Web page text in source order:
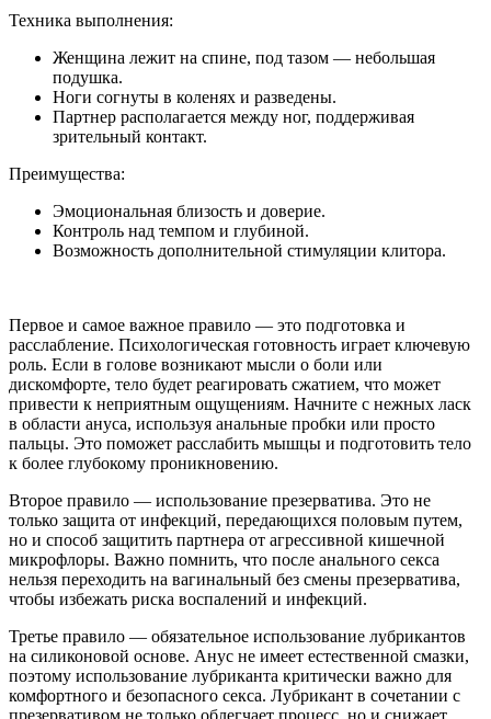
Техника выполнения:
Женщина лежит на спине, под тазом — небольшая
подушка.
Ноги согнуты в коленях и разведены.
Партнер располагается между ног, поддерживая
зрительный контакт.
Преимущества:
Эмоциональная близость и доверие.
Контроль над темпом и глубиной.
Возможность дополнительной стимуляции клитора.
Первое и самое важное правило — это подготовка и
расслабление. Психологическая готовность играет ключевую
роль. Если в голове возникают мысли о боли или
дискомфорте, тело будет реагировать сжатием, что может
привести к неприятным ощущениям. Начните с нежных ласк
в области ануса, используя анальные пробки или просто
пальцы. Это поможет расслабить мышцы и подготовить тело
к более глубокому проникновению.
Второе правило — использование презерватива. Это не
только защита от инфекций, передающихся половым путем,
но и способ защитить партнера от агрессивной кишечной
микрофлоры. Важно помнить, что после анального секса
нельзя переходить на вагинальный без смены презерватива,
чтобы избежать риска воспалений и инфекций.
Третье правило — обязательное использование лубрикантов
на силиконовой основе. Анус не имеет естественной смазки,
поэтому использование лубриканта критически важно для
комфортного и безопасного секса. Лубрикант в сочетании с